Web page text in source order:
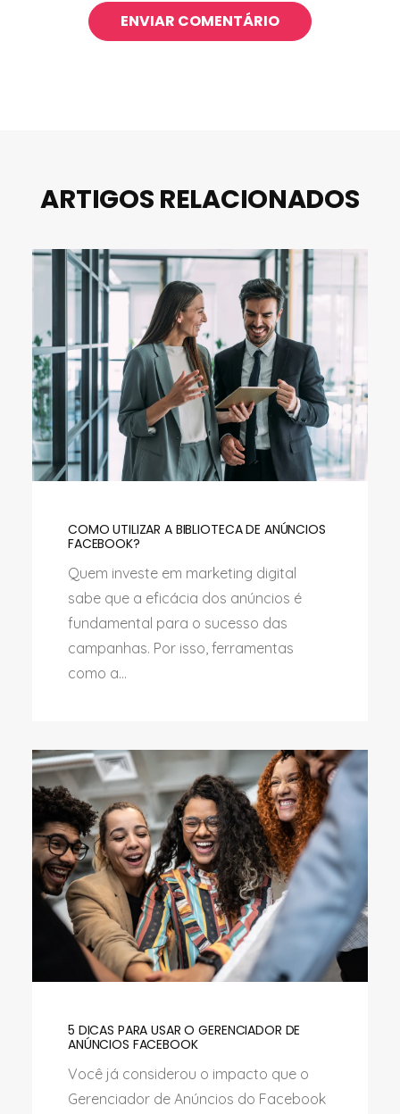
ARTIGOS RELACIONADOS
COMO UTILIZAR A BIBLIOTECA DE ANÚNCIOS
FACEBOOK?
Quem investe em marketing digital
sabe que a eficácia dos anúncios é
fundamental para o sucesso das
campanhas. Por isso, ferramentas
como a...
5 DICAS PARA USAR O GERENCIADOR DE
ANÚNCIOS FACEBOOK
Você já considerou o impacto que o
Gerenciador de Anúncios do Facebook